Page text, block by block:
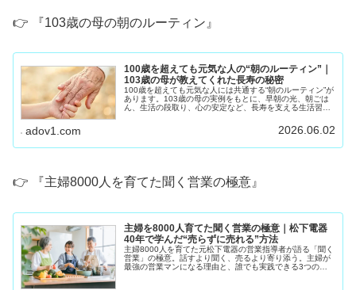
👉 『103歳の母の朝のルーティン』
100歳を超えても元気な人の“朝のルーティン”｜
103歳の母が教えてくれた長寿の秘密
100歳を超えても元気な人には共通する“朝のルーティン”が
あります。103歳の母の実例をもとに、早朝の光、朝ごは
ん、生活の段取り、心の安定など、長寿を支える生活習慣
adov1.com 2026.06.02
👉 『主婦8000人を育てた聞く営業の極意』
主婦を8000人育てた聞く営業の極意｜松下電器
40年で学んだ“売らずに売れる”方法
主婦8000人を育てた元松下電器の営業指導者が語る「聞く
営業」の極意。話すより聞く、売るより寄り添う。主婦が
最強の営業マンになる理由と、誰でも実践できる3つの聞